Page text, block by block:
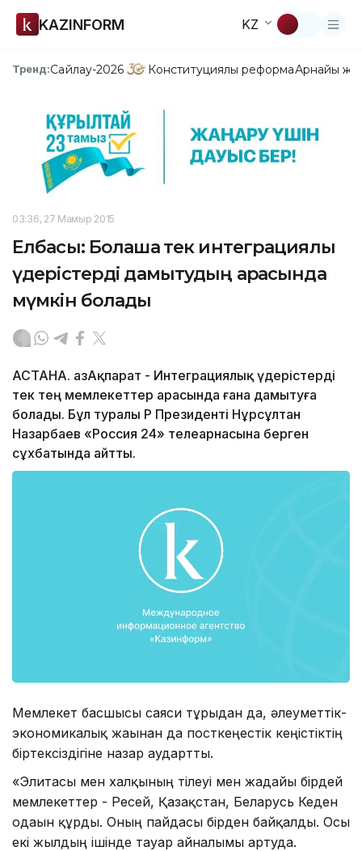
KAZINFORM KZ
Тренд:Сайлау-2026 Конституциялық реформаАрнайы
03:36, 27 Мамыр 2015
Елбасы: Болашақ тек интеграциялық
үдерістерді дамытудың арқасында
мүмкін болады
АСТАНА. ҚазАқпарат - Интеграциялық үдерістерді
тек тең мемлекеттер арасында ғана дамытуға
болады. Бұл туралы ҚР Президенті Нұрсұлтан
Назарбаев «Россия 24» телеарнасына берген
сұхбатында айтты.
Мемлекет басшысы саяси тұрғыдан да, әлеуметтік-
экономикалық жағынан да посткеңестік кеңістіктің
біртексіздігіне назар аудартты.
«Элитасы мен халқының тілеуі мен жағдайы бірдей
мемлекеттер - Ресей, Қазақстан, Беларусь Кеден
одағын құрды. Оның пайдасы бірден байқалды. Осы
екі жылдың ішінде тауар айналымы артуда.